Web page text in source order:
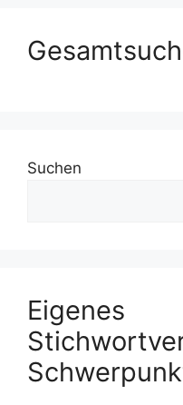
Suchen
Eigenes